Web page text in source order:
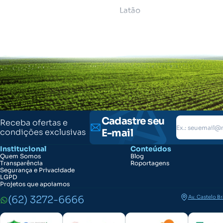
Latão
Receba ofertas e
condições exclusivas
Cadastre seu
E-mail
Institucional
Quem Somos
Transparência
Segurança e Privacidade
LGPD
Projetos que apoiamos
Conteúdos
Blog
Roportagens
(62) 3272-6666
Av. Castelo